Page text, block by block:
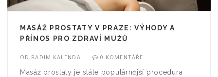
MASÁŽ PROSTATY V PRAZE: VÝHODY A
PŘÍNOS PRO ZDRAVÍ MUŽŮ
OD RADIM KALENDA 0 KOMENTÁŘE
Masáž prostaty je stále populárnější procedura